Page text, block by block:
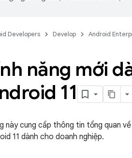
Developers Develop Android
năng mới
11
này cung cấp thông tin tổng quan
11 dành cho doanh nghiệp.